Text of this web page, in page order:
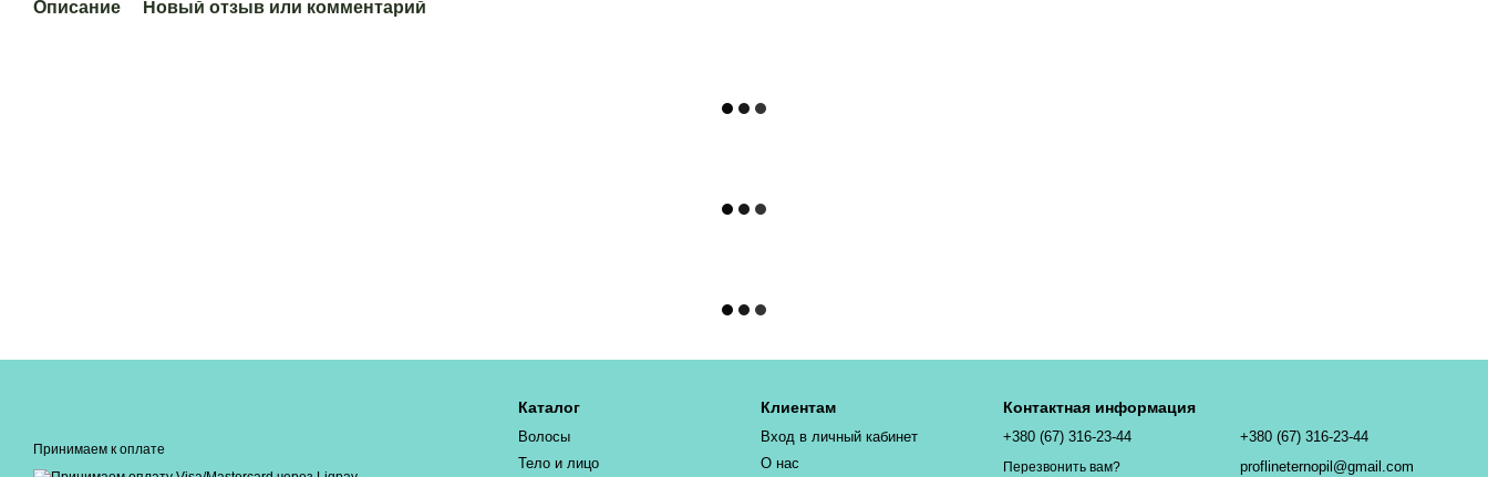
Описание Новый отзыв или комментарий
Принимаем к оплате
Каталог
Волосы
Тело и лицо
Клиентам
Вход в личный кабинет
О нас
Контактная информация
+380 (67) 316-23-44
Перезвонить вам?
+380 (67) 316-23-44
proflineternopil@gmail.com